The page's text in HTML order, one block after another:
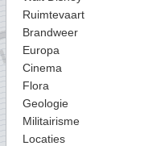
Ruimtevaart
Brandweer
Europa
Cinema
Flora
Geologie
Militairisme
Locaties